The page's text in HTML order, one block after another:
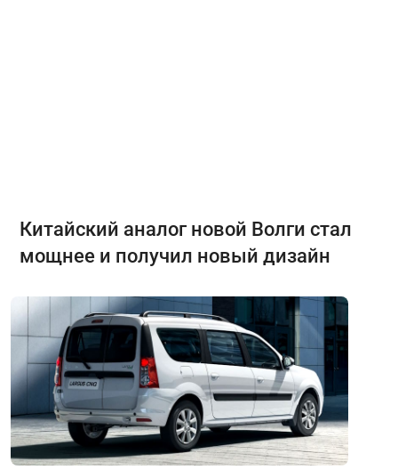
Китайский аналог новой Волги стал
мощнее и получил новый дизайн